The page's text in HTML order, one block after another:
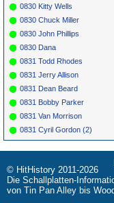
0830 Kitty Wells
0830 Chuck Miller
0830 John Phillips
0830 Dana
0831 Todd Rhodes
0831 Jerry Allison
0831 Dean Beard
0831 Bobby Parker
0831 Van Morrison
0831 Cyril Gordon (2)
© HitHistory 2011-2026
Die Schallplatten-
von Tin Pan Alley bis